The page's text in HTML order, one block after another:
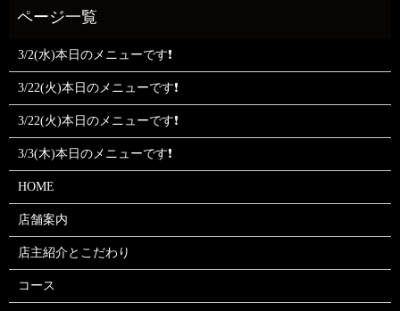
3/2(水)本日のメニューです❗
3/22(火)本日のメニューです❗
3/22(火)本日のメニューです❗
3/3(木)本日のメニューです❗
HOME
店舗案内
店主紹介とこだわり
コース